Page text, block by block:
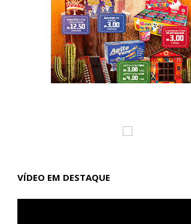
VÍDEO EM DESTAQUE